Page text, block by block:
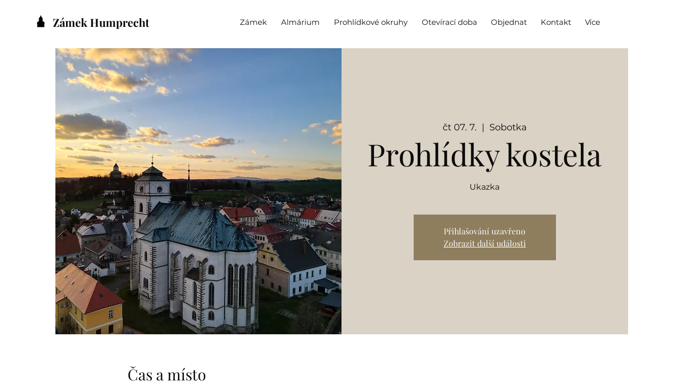
Zámek Humprecht Zámek Almárium Prohlídkové okruhy Otevírací doba Objednat Kontakt Více
čt 07. 7.
  |
Sobotka
Prohlídky kostela
Ukazka
Přihlašování uzavřeno
Zobrazit další události
Čas a místo